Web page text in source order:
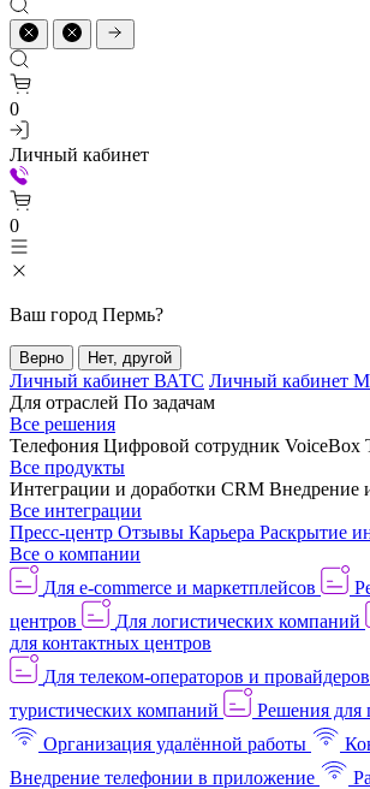
0
Личный кабинет
0
Ваш город Пермь?
Верно Нет, другой
Личный кабинет ВАТС Личный кабинет
Для отраслей По задачам
Все решения
Телефония Цифровой сотрудник VoiceBox
Все продукты
Интеграции и доработки CRM Внедрение
Все интеграции
Пресс-центр Отзывы Карьера Раскрытие
Все о компании
Для e-commerce и маркетплейсов
центров
Для логистических компаний
для контактных центров
Для телеком-операторов и провайдеров
туристических компаний
Решения для
Организация удалённой работы
Внедрение телефонии в приложение